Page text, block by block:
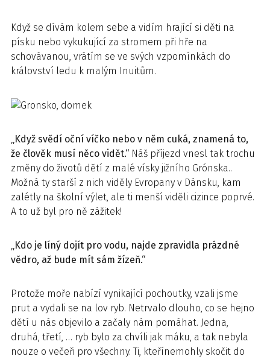
Když se dívám kolem sebe a vidím hrající si děti na
písku nebo vykukující za stromem při hře na
schovávanou, vrátím se ve svých vzpomínkách do
království ledu k malým Inuitům.
„Když svědí oční víčko nebo v něm cuká, znamená to,
že člověk musí něco vidět.“ Náš příjezd vnesl tak trochu
změny do životů dětí z malé vísky jižního Grónska..
Možná ty starší z nich viděly Evropany v Dánsku, kam
zalétly na školní výlet, ale ti menší viděli cizince poprvé.
A to už byl pro ně zážitek!
„Kdo je líný dojít pro vodu, najde zpravidla prázdné
vědro, až bude mít sám žízeň.“
Protože moře nabízí vynikající pochoutky, vzali jsme
prut a vydali se na lov ryb. Netrvalo dlouho, co se hejno
dětí u nás objevilo a začaly nám pomáhat. Jedna,
druhá, třetí, … ryb bylo za chvíli jak máku, a tak nebyla
nouze o večeři pro všechny. Ti, kteřínemohly skočit do